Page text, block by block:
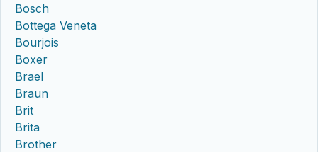
Bosch
Bottega Veneta
Bourjois
Boxer
Brael
Braun
Brit
Brita
Brother